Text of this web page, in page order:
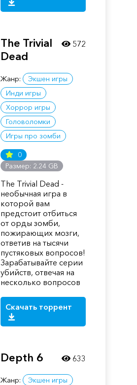
The Trivial
Dead
Жанр:
Экшен игры
Инди игры
Хоррор игры
Головоломки
Игры про зомби
0
Размер: 2.24 GB
The Trivial Dead -
необычная игра в
которой вам
предстоит отбиться
от орды зомби,
пожирающих мозги,
ответив на тысячи
пустяковых вопросов!
Зарабатывайте серии
убийств, отвечая на
несколько вопросов
Скачать торрент
572
Depth 6
Жанр:
Экшен игры
633